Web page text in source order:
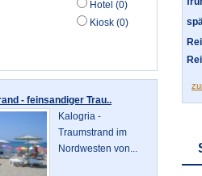
Hotel (0)
Kiosk (0)
- feinsandiger Trau..
Kalogria -
Traumstrand im
Nordwesten von...